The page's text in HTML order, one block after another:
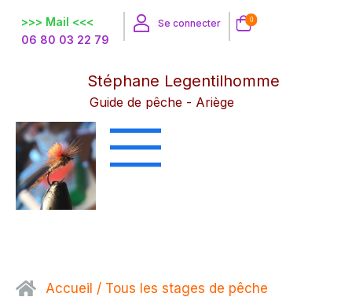
>>> Mail <<<
06 80 03 22 79
Se connecter 0
Stéphane Legentilhomme
Guide de pêche - Ariège
Accueil / Tous les stages de pêche